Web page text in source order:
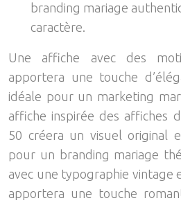
branding mariage
caractère.
Une affiche avec des
apportera une touche
idéale pour un marketing
affiche inspirée des affiches
50 créera un visuel original
pour un branding mariage
avec une typographie
apportera une touche